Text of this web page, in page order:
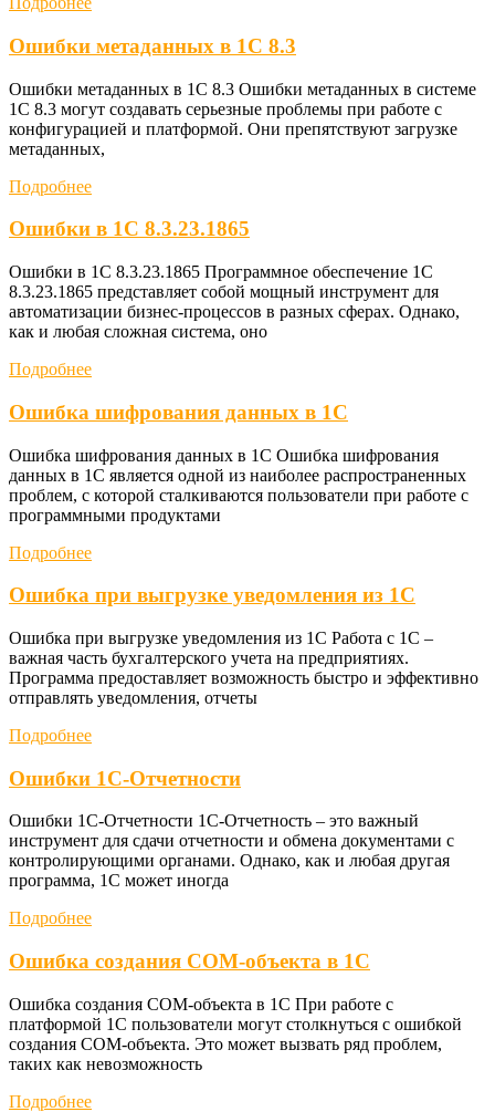
Ошибки метаданных в 1С 8.3
Ошибки метаданных в 1С 8.3 Ошибки метаданных в системе
1С 8.3 могут создавать серьезные проблемы при работе с
конфигурацией и платформой. Они препятствуют загрузке
метаданных,
Подробнее
Ошибки в 1С 8.3.23.1865
Ошибки в 1С 8.3.23.1865 Программное обеспечение 1С
8.3.23.1865 представляет собой мощный инструмент для
автоматизации бизнес-процессов в разных сферах. Однако,
как и любая сложная система, оно
Подробнее
Ошибка шифрования данных в 1С
Ошибка шифрования данных в 1С Ошибка шифрования
данных в 1С является одной из наиболее распространенных
проблем, с которой сталкиваются пользователи при работе с
программными продуктами
Подробнее
Ошибка при выгрузке уведомления из 1С
Ошибка при выгрузке уведомления из 1С Работа с 1С –
важная часть бухгалтерского учета на предприятиях.
Программа предоставляет возможность быстро и эффективно
отправлять уведомления, отчеты
Подробнее
Ошибки 1С-Отчетности
Ошибки 1С-Отчетности 1С-Отчетность – это важный
инструмент для сдачи отчетности и обмена документами с
контролирующими органами. Однако, как и любая другая
программа, 1С может иногда
Подробнее
Ошибка создания COM-объекта в 1С
Ошибка создания COM-объекта в 1С При работе с
платформой 1С пользователи могут столкнуться с ошибкой
создания COM-объекта. Это может вызвать ряд проблем,
таких как невозможность
Подробнее